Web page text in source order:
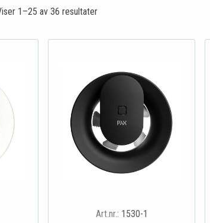
1–25 av 36 resultater
Art.nr.: 1530-1